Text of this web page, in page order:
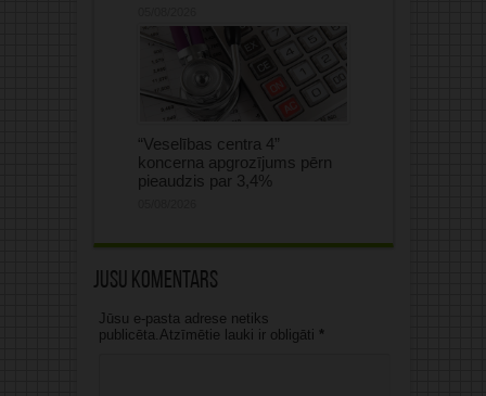
“Veselības centra 4”
koncerna apgrozījums pērn
pieaudzis par 3,4%
Jūsu komentārs
Jūsu e-pasta adrese netiks
publicēta.Atzīmētie lauki ir obligāti *